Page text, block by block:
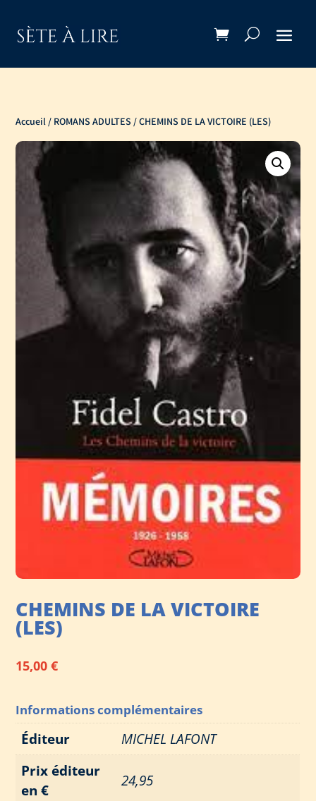
Accueil / ROMANS ADULTES / CHEMINS DE LA VICTOIRE (LES)
CHEMINS DE LA VICTOIRE
(LES)
15,00€
Informations complémentaires
Éditeur
MICHEL LAFONT
Prix éditeur
en €
24,95